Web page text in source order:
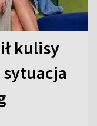
kulisy